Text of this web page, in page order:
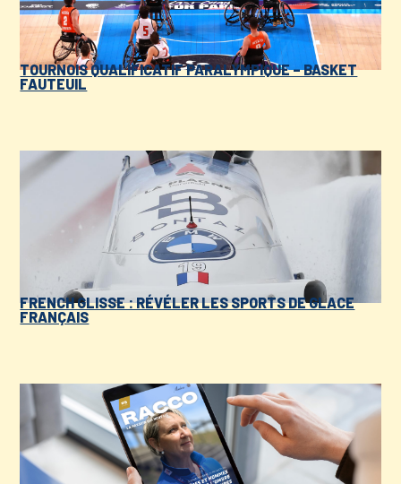
TOURNOIS QUALIFICATIF PARALYMPIQUE – BASKET
FAUTEUIL
FRENCH GLISSE : RÉVÉLER LES SPORTS DE GLACE
FRANÇAIS